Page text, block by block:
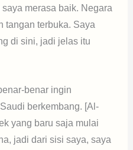
merasa baik. Negara
tangan terbuka. Saya
di sini, jadi jelas itu
benar ingin
berkembang. [Al-
yang baru saja mulai
jadi dari sisi saya, saya